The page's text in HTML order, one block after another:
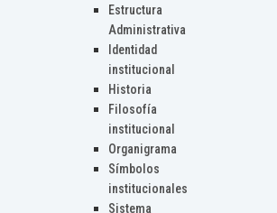
Estructura
Administrativa
Identidad
institucional
Historia
Filosofía
institucional
Organigrama
Símbolos
institucionales
Sistema